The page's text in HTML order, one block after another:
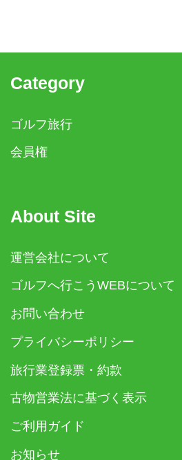
Category
ゴルフ旅行
会員権
About Site
運営会社について
ゴルフへ行こうWEBについて
お問い合わせ
プライバシーポリシー
旅行業登録票・約款
古物営業法に基づく表示
ご利用ガイド
お知らせ